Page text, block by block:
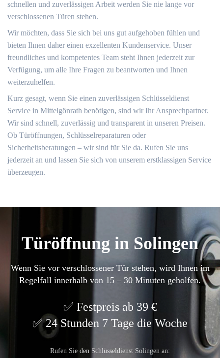
schnellen und zuverlässigen Arbeit werden Sie nie lange vor
verschlossenen Türen stehen.
Wir möchten, dass Sie sich bei uns gut aufgehoben fühlen und
bieten Ihnen daher einen exzellenten Kundenservice. Unser
freundliches und kompetentes Team steht Ihnen jederzeit zur
Verfügung, um alle Ihre Fragen zu beantworten und Ihnen
weiterzuhelfen.
Kurz gesagt, wenn Sie einen zuverlässigen Schlüsseldienst
Service in Mittelgönrath benötigen, sind wir Ihr Ansprechpartner.
Wir sind schnell, zuverlässig und transparent in unseren Preisen.
Ob Türöffnungen, Schlüsselreparaturen oder
Sicherheitsberatungen – wir sind für Sie da. Rufen Sie uns
jederzeit an und lassen Sie sich von unserem erstklassigen Service
überzeugen.
Türöffnung in Solingen
Wenn Sie vor verschlossener Tür stehen, wird Ihnen im
Regelfall innerhalb von 15 – 30 Minuten geholfen.
Festpreis ab 39 €
24 Stunden 7 Tage die Woche
Rufen Sie den Schlüsseldienst Solingen an: